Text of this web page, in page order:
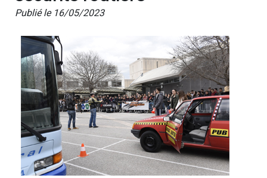
Publié le 16/05/2023